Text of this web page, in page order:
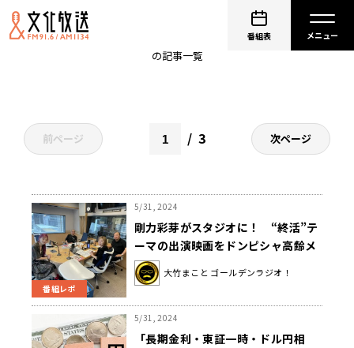
番組表
の記事一覧
前ページ 3 次ページ
番組レポ
5/31, 2024
剛力彩芽がスタジオに！ “終活”テ
ーマの出演映画をドンピシャ高齢メ
ンバーが絶賛！
大竹まこと ゴールデンラジオ！
5/31, 2024
「長期金利・東証一時・ドル円相